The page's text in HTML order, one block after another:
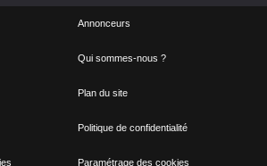
Annonceurs
Qui sommes-nous ?
Plan du site
Politique de confidentialité
Paramétrage des cookies